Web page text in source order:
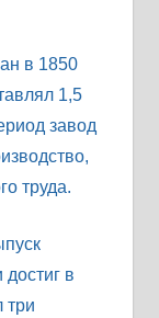
в 1850
1,5
завод
труда.
в
три